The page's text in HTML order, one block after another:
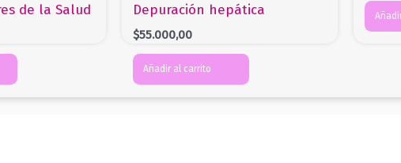
de la Salud Depuración hepática
$55.000,00
Añadir al carrito